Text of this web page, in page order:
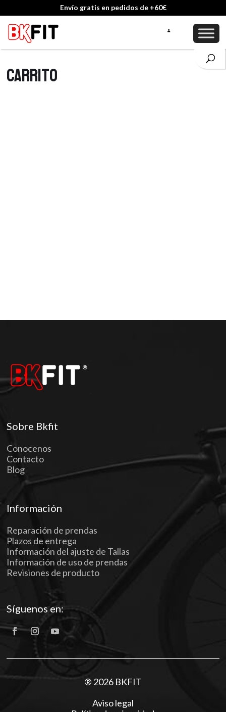
Envío gratis en pedidos de +60€
Carrito
Sobre Bkfit
Conocenos
Contacto
Blog
Información
Reparación de prendas
Plazos de entrega
Información del ajuste de Tallas
Información de uso de prendas
Revisiones de producto
Síguenos en:
® 2026 BKFIT
Aviso legal